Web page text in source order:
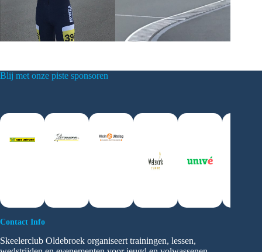
Blij met onze piste sponsoren
Contact Info
Skeelerclub Oldebroek organiseert trainingen, lessen,